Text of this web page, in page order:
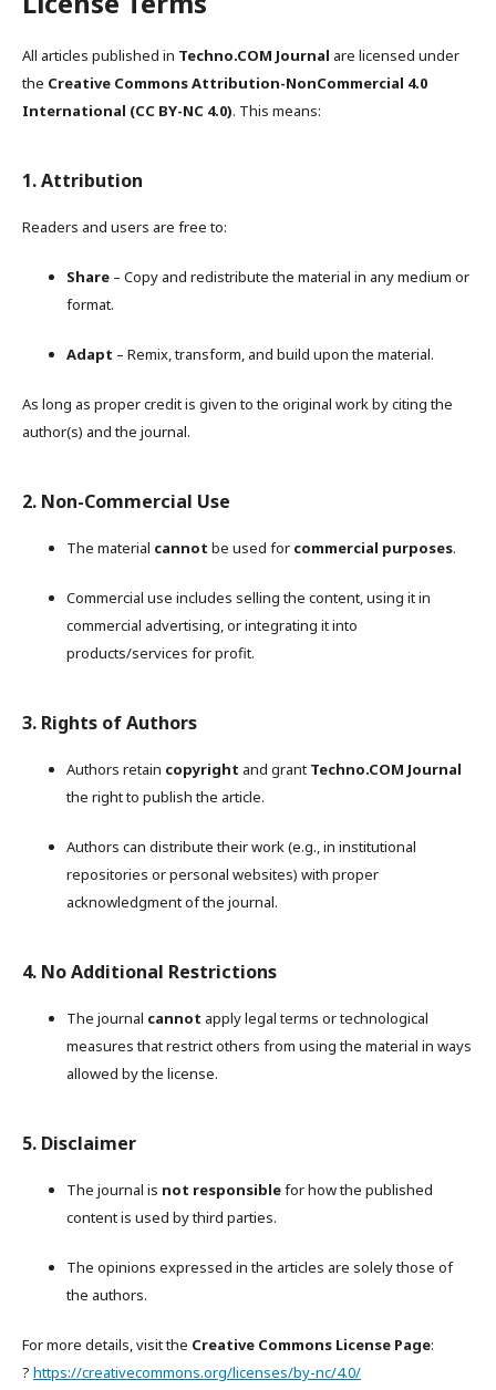
All articles published in Techno.COM Journal are licensed under
the Creative Commons Attribution-NonCommercial 4.0
International (CC BY-NC 4.0). This means:
1. Attribution
Readers and users are free to:
Share – Copy and redistribute the material in any medium or
format.
Adapt – Remix, transform, and build upon the material.
As long as proper credit is given to the original work by citing the
author(s) and the journal.
2. Non-Commercial Use
The material cannot be used for commercial purposes.
Commercial use includes selling the content, using it in
commercial advertising, or integrating it into
products/services for profit.
3. Rights of Authors
Authors retain copyright and grant Techno.COM Journal
the right to publish the article.
Authors can distribute their work (e.g., in institutional
repositories or personal websites) with proper
acknowledgment of the journal.
4. No Additional Restrictions
The journal cannot apply legal terms or technological
measures that restrict others from using the material in ways
allowed by the license.
5. Disclaimer
The journal is not responsiblefor how the published
content is used by third parties.
The opinions expressed in the articles are solely those of
the authors.
For more details, visit the Creative Commons License Page:
? https://creativecommons.org/licenses/by-nc/4.0/